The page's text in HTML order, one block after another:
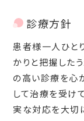
診療方針
患者様一人ひと
かりと把握した
の高い診療を心
して治療を受け
実な対応を大切